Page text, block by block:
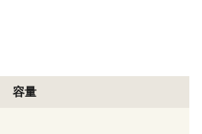
容量